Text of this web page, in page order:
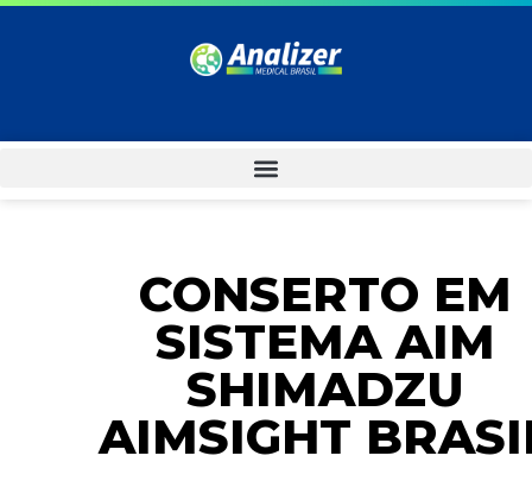
CONSERTO EM
SISTEMA AIM
SHIMADZU
AIMSIGHT